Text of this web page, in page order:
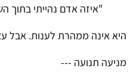
"איזה אדם נהייתי בתוך
היא אינה ממהרת לענות. אבל
מניעה תנועה ---